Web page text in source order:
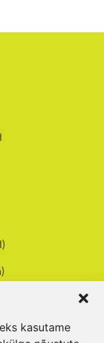
kasutame
14